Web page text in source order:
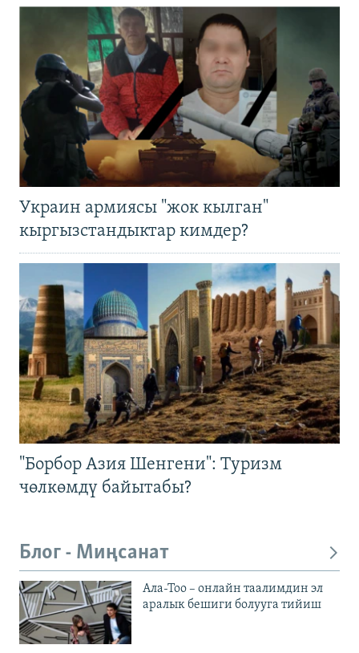
Украин армиясы "жок кылган"
кыргызстандыктар кимдер?
"Борбор Азия Шенгени": Туризм
чөлкөмдү байытабы?
Блог - Миңсанат
Ала-Тоо – онлайн таалимдин эл
аралык бешиги болууга тийиш